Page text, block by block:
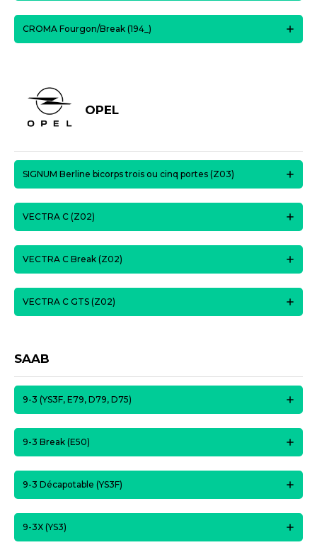
CROMA Fourgon/Break (194_)
OPEL
SIGNUM Berline bicorps trois ou cinq portes (Z03)
VECTRA C (Z02)
VECTRA C Break (Z02)
VECTRA C GTS (Z02)
SAAB
9-3 (YS3F, E79, D79, D75)
9-3 Break (E50)
9-3 Décapotable (YS3F)
9-3X (YS3)